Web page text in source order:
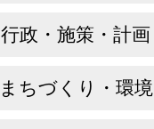
行政・施策・計画
まちづくり・環境